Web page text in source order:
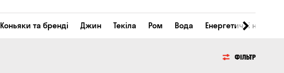
Коньяки та бренді Джин Текіла Ром Вода Енергетичні напої
ФІЛЬТР